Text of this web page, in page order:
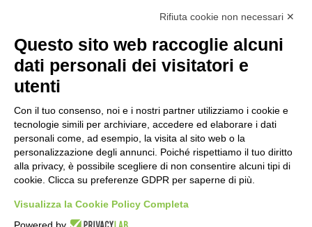
Rifiuta cookie non necessari ✕
Questo sito web raccoglie alcuni
dati personali dei visitatori e
utenti
Con il tuo consenso, noi e i nostri partner utilizziamo i cookie e
tecnologie simili per archiviare, accedere ed elaborare i dati
personali come, ad esempio, la visita al sito web o la
personalizzazione degli annunci. Poiché rispettiamo il tuo diritto
alla privacy, è possibile scegliere di non consentire alcuni tipi di
cookie. Clicca su preferenze GDPR per saperne di più.
Visualizza la Cookie Policy Completa